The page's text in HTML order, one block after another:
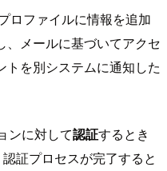
ロファイルに情報を追加
、メールに基づいてアクセ
トを別システムに通知した
ンに対して認証するとき
証プロセスが完了すると